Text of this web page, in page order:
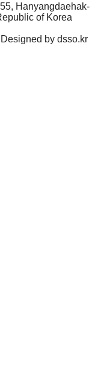
Hanyangdaehak-
of Korea
by dsso.kr